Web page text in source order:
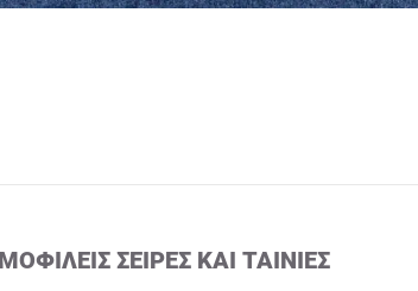
ΣΕΙΡΈΣ ΚΑΙ ΤΑΙΝΊΕΣ